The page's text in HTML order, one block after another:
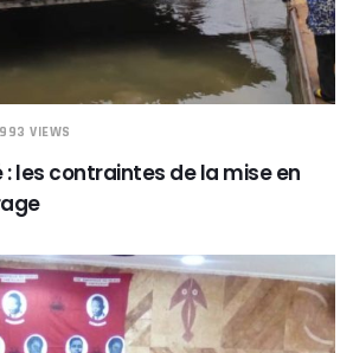
VIEWS
: les contraintes de la mise en